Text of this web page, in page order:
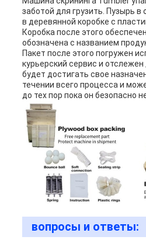
заботой для грузить. Пузырь в
в деревянной коробке с
Коробка после этого
обозначена с названием
Пакет после этого погружен
курьерский сервис и отслежен
будет достигать свое
течении всего процесса и
до тех пор пока он безопасно
вопросы и ответы: